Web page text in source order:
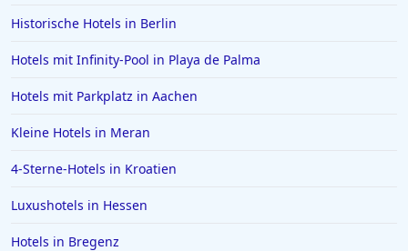
Historische Hotels in Berlin
Hotels mit Infinity-Pool in Playa de Palma
Hotels mit Parkplatz in Aachen
Kleine Hotels in Meran
4-Sterne-Hotels in Kroatien
Luxushotels in Hessen
Hotels in Bregenz